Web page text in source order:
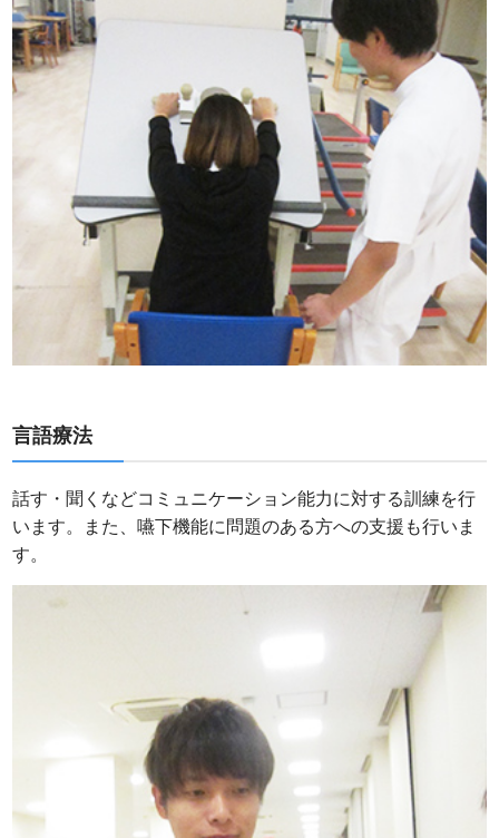
言語療法
話す・聞くなどコミュニケーション能力に対する訓練を行
います。また、嚥下機能に問題のある方への支援も行いま
す。